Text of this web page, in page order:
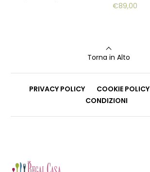
€89,00
Torna in Alto
PRIVACY POLICY COOKIE POLICY
CONDIZIONI